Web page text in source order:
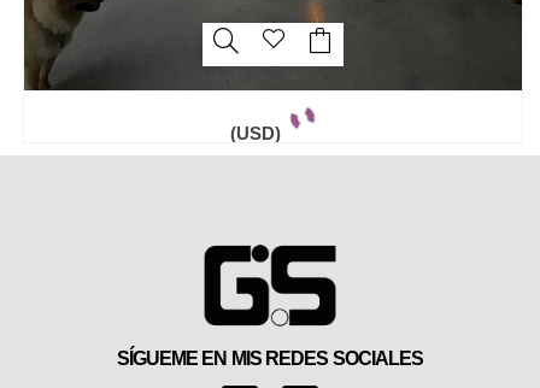
(USD)
SÍGUEME EN MIS REDES SOCIALES